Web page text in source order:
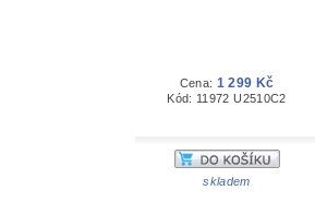
Cena: 1 299 Kč
Kód: 11972 U2510C2
skladem